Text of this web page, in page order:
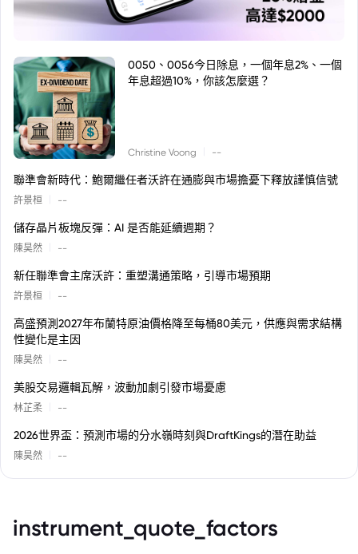
0050、0056今日除息，一個年息2%、一個
年息超過10%，你該怎麼選？
Christine Voong --
聯準會新時代：鮑爾繼任者沃許在通膨與市場擔憂下釋放謹慎信號
許景桓 --
儲存晶片板塊反彈：AI 是否能延續週期？
陳昊然 --
新任聯準會主席沃許：重塑溝通策略，引導市場預期
許景桓 --
高盛預測2027年布蘭特原油價格降至每桶80美元，供應與需求結構
性變化是主因
陳昊然 --
美股交易邏輯瓦解，波動加劇引發市場憂慮
林芷柔 --
2026世界盃：預測市場的分水嶺時刻與DraftKings的潛在助益
陳昊然 --
instrument_quote_factors